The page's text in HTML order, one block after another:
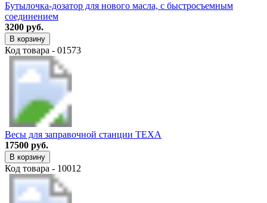
Бутылочка-дозатор для нового масла, с быстросъемным
соединением
3200 руб.
В корзину
Код товара - 01573
Весы для заправочной станции TEXA
17500 руб.
В корзину
Код товара - 10012